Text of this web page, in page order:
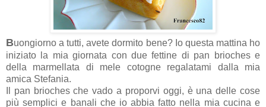
Buongiorno a tutti, avete dormito bene? Io questa mattina ho
iniziato la mia giornata con due fettine di pan brioches e
della marmellata di mele cotogne regalatami dalla mia
amica Stefania.
Il pan brioches che vado a proporvi oggi, è una delle cose
più semplici e banali che io abbia fatto nella mia cucina e